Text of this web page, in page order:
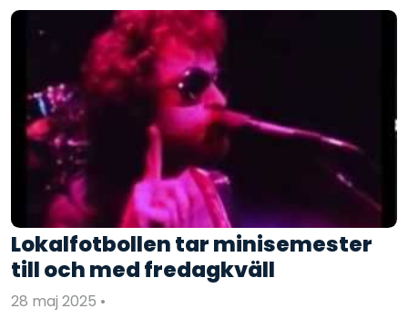
Lokalfotbollen tar minisemester
till och med fredagkväll
28 maj 2025 •